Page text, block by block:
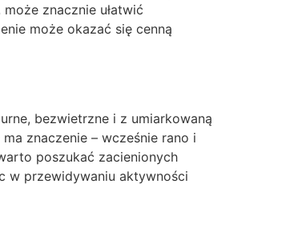
znacznie ułatwić
może okazać się cenną
bezwietrzne i z umiarkowaną
znaczenie – wcześnie rano i
poszukać zacienionych
w przewidywaniu aktywności